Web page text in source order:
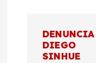
DENUNCIA
DIEGO
SINHUE